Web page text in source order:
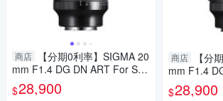
商店
【分期0利率】SIGMA 20
mm F1.4 DG DN ART For Son
y E mount 恆伸公司貨 定焦 大
光圈 風景 德寶光學
$28,900
商店
【分
mm F1.4
y E mount
光圈 風景 德
$28,900